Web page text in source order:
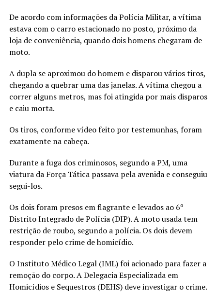
De acordo com informações da Polícia Militar, a vítima
estava com o carro estacionado no posto, próximo da
loja de conveniência, quando dois homens chegaram de
moto.
A dupla se aproximou do homem e disparou vários tiros,
chegando a quebrar uma das janelas. A vítima chegou a
correr alguns metros, mas foi atingida por mais disparos
e caiu morta.
Os tiros, conforme vídeo feito por testemunhas, foram
exatamente na cabeça.
Durante a fuga dos criminosos, segundo a PM, uma
viatura da Força Tática passava pela avenida e conseguiu
segui-los.
Os dois foram presos em flagrante e levados ao 6º
Distrito Integrado de Polícia (DIP). A moto usada tem
restrição de roubo, segundo a polícia. Os dois devem
responder pelo crime de homicídio.
O Instituto Médico Legal (IML) foi acionado para fazer a
remoção do corpo. A Delegacia Especializada em
Homicídios e Sequestros (DEHS) deve investigar o crime.